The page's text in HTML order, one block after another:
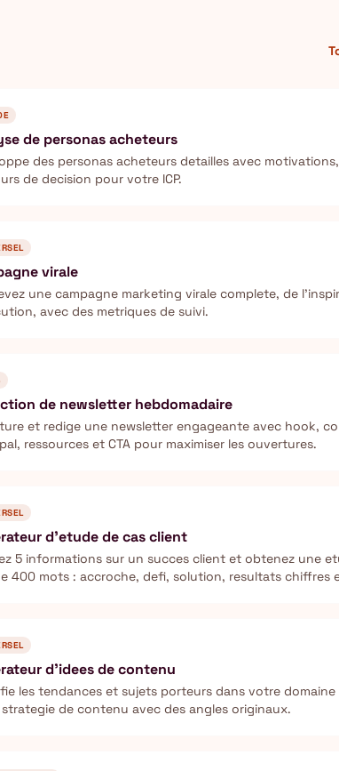
de personas acheteurs
des personas acheteurs detailles avec
de decision pour votre ICP.
virale
une campagne marketing virale complete, de
avec des metriques de suivi.
de newsletter hebdomadaire
et redige une newsletter engageante avec hook,
ressources et CTA pour maximiser les ouvertures.
d'etude de cas client
5 informations sur un succes client et obtenez une
400 mots : accroche, defi, solution, resultats chiffres
d'idees de contenu
les tendances et sujets porteurs dans votre
de contenu avec des angles originaux.